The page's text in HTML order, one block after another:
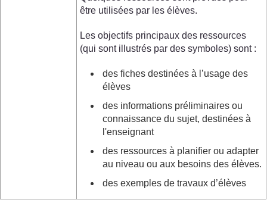
être utilisées par les élèves.
Les objectifs principaux des ressources
(qui sont illustrés par des symboles) sont :
des fiches destinées à l’usage des
élèves
des informations préliminaires ou
connaissance du sujet, destinées à
l'enseignant
des ressources à planifier ou adapter
au niveau ou aux besoins des élèves.
des exemples de travaux d’élèves